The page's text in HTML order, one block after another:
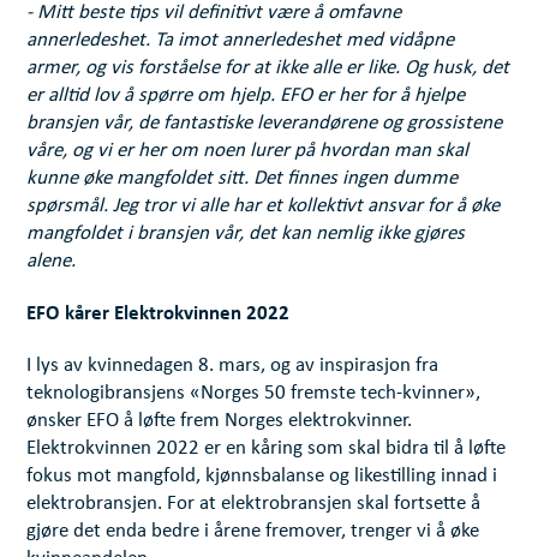
- Mitt beste tips vil definitivt være å omfavne
annerledeshet. Ta imot annerledeshet med vidåpne
armer, og vis forståelse for at ikke alle er like. Og husk, det
er alltid lov å spørre om hjelp. EFO er her for å hjelpe
bransjen vår, de fantastiske leverandørene og grossistene
våre, og vi er her om noen lurer på hvordan man skal
kunne øke mangfoldet sitt. Det finnes ingen dumme
spørsmål. Jeg tror vi alle har et kollektivt ansvar for å øke
mangfoldet i bransjen vår, det kan nemlig ikke gjøres
alene.
EFO kårer Elektrokvinnen 2022
I lys av kvinnedagen 8. mars, og av inspirasjon fra
teknologibransjens «Norges 50 fremste tech-kvinner»,
ønsker EFO å løfte frem Norges elektrokvinner.
Elektrokvinnen 2022 er en kåring som skal bidra til å løfte
fokus mot mangfold, kjønnsbalanse og likestilling innad i
elektrobransjen. For at elektrobransjen skal fortsette å
gjøre det enda bedre i årene fremover, trenger vi å øke